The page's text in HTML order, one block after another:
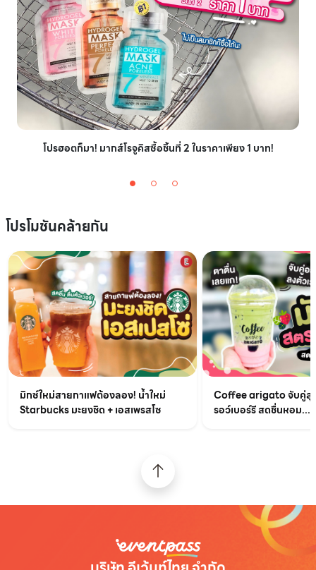
โปรฮอตก็มา! มากส์โรจูคิสซื้อชิ้นที่ 2 ในราคาเพียง 1 บาท!
โปรโมชันคล้ายกัน
มิกซ์ใหม่สายกาแฟต้องลอง! น้ำใหม่
Starbucks มะยงชิด + เอสเพรสโซ
Coffee arigato จับคู่สุ
รอว์เบอร์รี สดชื่นหอม...